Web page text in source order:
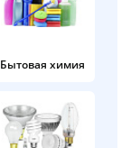
Бытовая химия